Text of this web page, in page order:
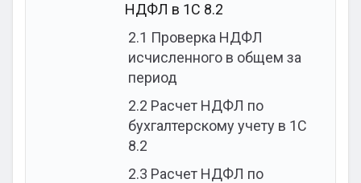
НДФЛ в 1С 8.2
2.1 Проверка НДФЛ
исчисленного в общем за
период
2.2 Расчет НДФЛ по
бухгалтерскому учету в 1С
8.2
2.3 Расчет НДФЛ по